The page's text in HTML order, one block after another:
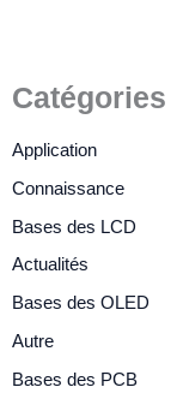
Catégories
Application
Connaissance
Bases des LCD
Actualités
Bases des OLED
Autre
Bases des PCB